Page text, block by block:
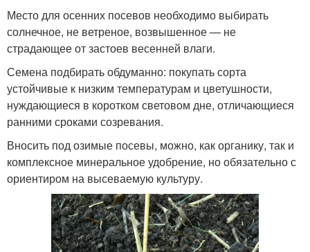
Место для осенних посевов необходимо выбирать
солнечное, не ветреное, возвышенное — не
страдающее от застоев весенней влаги.
Семена подбирать обдуманно: покупать сорта
устойчивые к низким температурам и цветушности,
нуждающиеся в коротком световом дне, отличающиеся
ранними сроками созревания.
Вносить под озимые посевы, можно, как органику, так и
комплексное минеральное удобрение, но обязательно с
ориентиром на высеваемую культуру.